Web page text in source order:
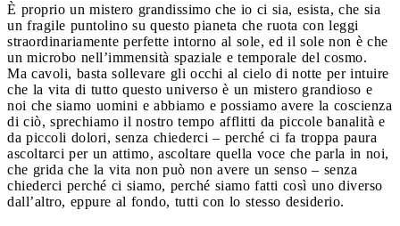
È proprio un mistero grandissimo che io ci sia, esista, che sia
un fragile puntolino su questo pianeta che ruota con leggi
straordinariamente perfette intorno al sole, ed il sole non è che
un microbo nell’immensità spaziale e temporale del cosmo.
Ma cavoli, basta sollevare gli occhi al cielo di notte per intuire
che la vita di tutto questo universo è un mistero grandioso e
noi che siamo uomini e abbiamo e possiamo avere la coscienza
di ciò, sprechiamo il nostro tempo afflitti da piccole banalità e
da piccoli dolori, senza chiederci – perché ci fa troppa paura
ascoltarci per un attimo, ascoltare quella voce che parla in noi,
che grida che la vita non può non avere un senso – senza
chiederci perché ci siamo, perché siamo fatti così uno diverso
dall’altro, eppure al fondo, tutti con lo stesso desiderio.